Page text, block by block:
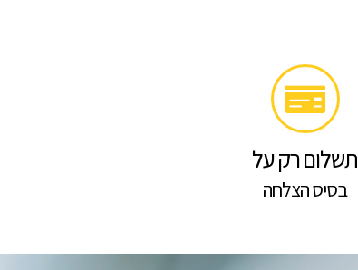
תשלום רק על
בסיס הצלחה